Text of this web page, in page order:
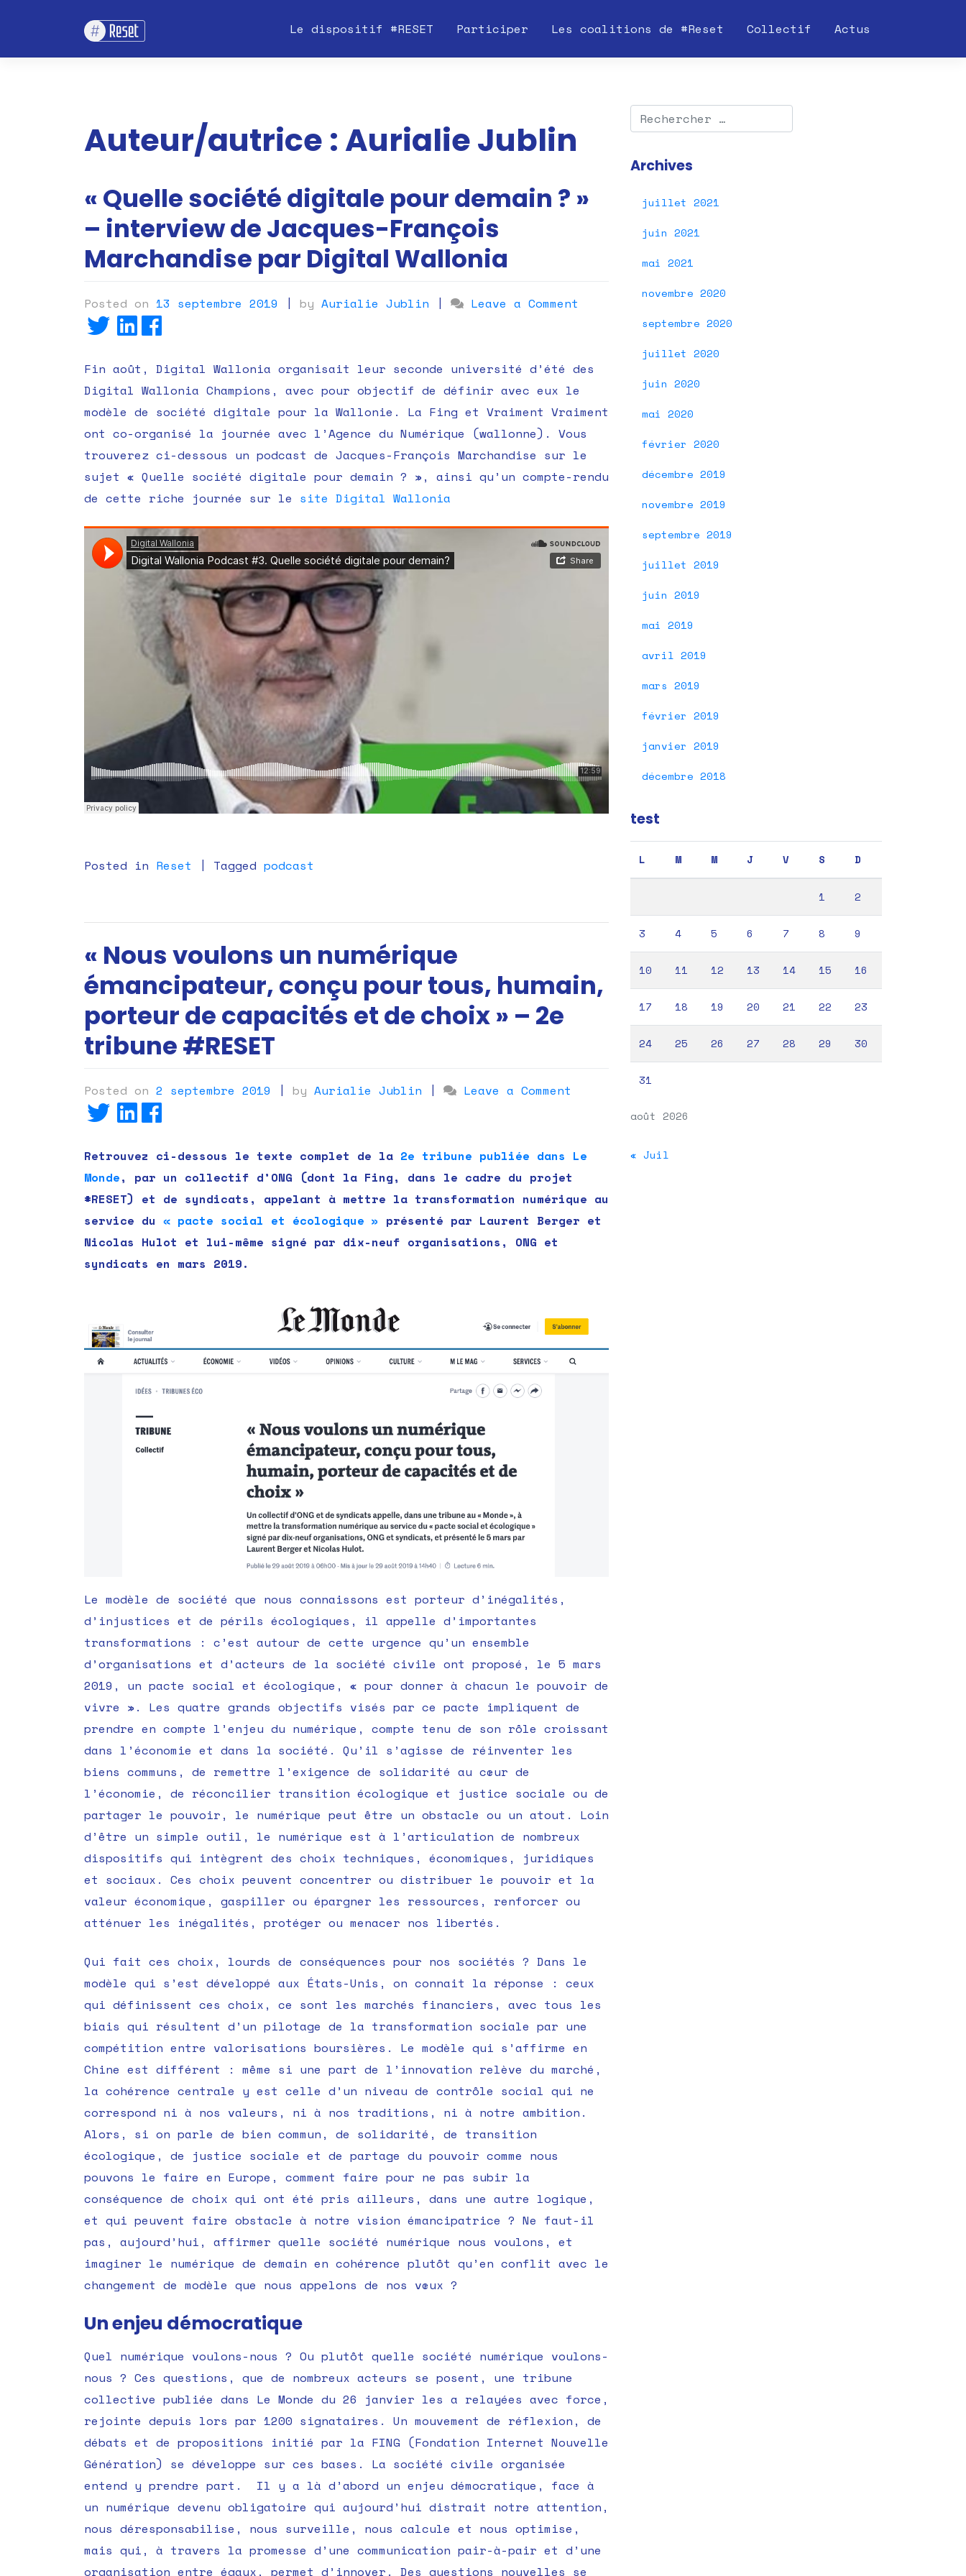
content
Le dispositif #RESET Participer Les coalitions de #Reset Collectif Actus
Auteur/autrice :Aurialie Jublin
« Quelle société digitale pour demain ? »
– interview de Jacques-François
Marchandise par Digital Wallonia
Posted on 13 septembre 2019 | by Aurialie Jublin | Leave a Comment
digitale
pour
demain
? »
–
interview
François
Marchandise
Fin août, Digital Wallonia organisait leur seconde université d’été des
Digital Wallonia Champions, avec pour objectif de définir avec eux le
modèle de société digitale pour la Wallonie. La Fing et Vraiment Vraiment
ont co-organisé la journée avec l’Agence du Numérique (wallonne). Vous
trouverez ci-dessous un podcast de Jacques-François Marchandise sur le
sujet « Quelle société digitale pour demain ? », ainsi qu’un compte-rendu
de cette riche journée sur le site Digital Wallonia
Posted in Reset | Tagged podcast
« Nous voulons un numérique
émancipateur, conçu pour tous, humain,
porteur de capacités et de choix » – 2e
tribune #RESET
Posted on 2 septembre 2019 | by Aurialie Jublin | Leave a Comment
un
numérique
émancipateur,
conçu
de
capacités
et
Retrouvez ci-dessous le texte complet de la 2e tribune publiée dans Le
Monde, par un collectif d’ONG (dont la Fing, dans le cadre du projet
#RESET) et de syndicats, appelant à mettre la transformation numérique au
service du « pacte social et écologique » présenté par Laurent Berger et
Nicolas Hulot et lui-même signé par dix-neuf organisations, ONG et
syndicats en mars 2019.
Le modèle de société que nous connaissons est porteur d’inégalités,
d’injustices et de périls écologiques, il appelle d’importantes
transformations : c’est autour de cette urgence qu’un ensemble
d’organisations et d’acteurs de la société civile ont proposé, le 5 mars
2019, un pacte social et écologique, « pour donner à chacun le pouvoir de
vivre ». Les quatre grands objectifs visés par ce pacte impliquent de
prendre en compte l’enjeu du numérique, compte tenu de son rôle croissant
dans l’économie et dans la société. Qu’il s’agisse de réinventer les
biens communs, de remettre l’exigence de solidarité au cœur de
l’économie, de réconcilier transition écologique et justice sociale ou de
partager le pouvoir, le numérique peut être un obstacle ou un atout. Loin
d’être un simple outil, le numérique est à l’articulation de nombreux
dispositifs qui intègrent des choix techniques, économiques, juridiques
et sociaux. Ces choix peuvent concentrer ou distribuer le pouvoir et la
valeur économique, gaspiller ou épargner les ressources, renforcer ou
atténuer les inégalités, protéger ou menacer nos libertés.
Qui fait ces choix, lourds de conséquences pour nos sociétés ? Dans le
modèle qui s’est développé aux États-Unis, on connait la réponse : ceux
qui définissent ces choix, ce sont les marchés financiers, avec tous les
biais qui résultent d’un pilotage de la transformation sociale par une
compétition entre valorisations boursières. Le modèle qui s’affirme en
Chine est différent : même si une part de l’innovation relève du marché,
la cohérence centrale y est celle d’un niveau de contrôle social qui ne
correspond ni à nos valeurs, ni à nos traditions, ni à notre ambition.
Alors, si on parle de bien commun, de solidarité, de transition
écologique, de justice sociale et de partage du pouvoir comme nous
pouvons le faire en Europe, comment faire pour ne pas subir la
conséquence de choix qui ont été pris ailleurs, dans une autre logique,
et qui peuvent faire obstacle à notre vision émancipatrice ? Ne faut-il
pas, aujourd’hui, affirmer quelle société numérique nous voulons, et
imaginer le numérique de demain en cohérence plutôt qu’en conflit avec le
changement de modèle que nous appelons de nos vœux ?
Un enjeu démocratique
Quel numérique voulons-nous ? Ou plutôt quelle société numérique voulons-
nous ? Ces questions, que de nombreux acteurs se posent, une tribune
collective publiée dans Le Monde du 26 janvier les a relayées avec force,
rejointe depuis lors par 1200 signataires. Un mouvement de réflexion, de
débats et de propositions initié par la FING (Fondation Internet Nouvelle
Génération) se développe sur ces bases. La société civile organisée
entend y prendre part. Il y a là d’abord un enjeu démocratique, face à
un numérique devenu obligatoire qui aujourd’hui distrait notre attention,
nous déresponsabilise, nous surveille, nous calcule et nous optimise,
mais qui, à travers la promesse d’une communication pair-à-pair et d’une
organisation entre égaux, permet d’innover. Des questions nouvelles se
Archives
juillet 2021
juin 2021
mai 2021
novembre 2020
septembre 2020
juillet 2020
juin 2020
mai 2020
février 2020
décembre 2019
novembre 2019
septembre 2019
juillet 2019
juin 2019
mai 2019
avril 2019
mars 2019
février 2019
janvier 2019
décembre 2018
test
août 2026
L M M J V S D
1 2
3 4 5 6 7 8 9
10 11 12 13 14 15 16
17 18 19 20 21 22 23
24 25 26 27 28 29 30
31
« Juil